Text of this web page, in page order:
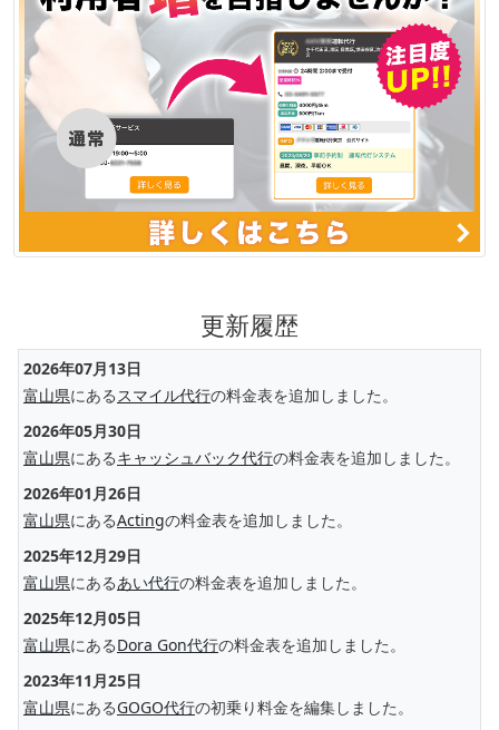
更新履歴
2026年07月13日
富山県にある スマイル代行の料金表を追加しました。
2026年05月30日
富山県にあるキャッシュバック代行の料金表を追加しました。
2026年01月26日
富山県にあるActingの料金表を追加しました。
2025年12月29日
富山県にあるあい代行の料金表を追加しました。
2025年12月05日
富山県にあるDora Gon代行の料金表を追加しました。
2023年11月25日
富山県にあるGOGO代行の初乗り料金を編集しました。